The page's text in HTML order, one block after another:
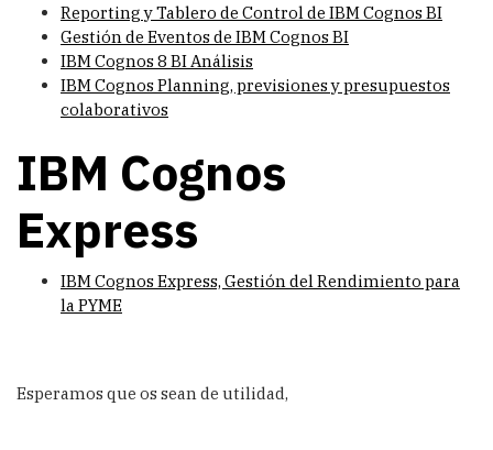
Reporting y Tablero de Control de IBM Cognos BI
Gestión de Eventos de IBM Cognos BI
IBM Cognos 8 BI Análisis
IBM Cognos Planning, previsiones y presupuestos
colaborativos
IBM Cognos
Express
IBM Cognos Express, Gestión del Rendimiento para
la PYME
Esperamos que os sean de utilidad,